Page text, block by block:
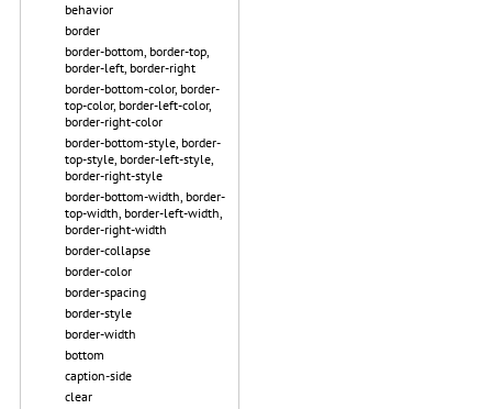
behavior
border
border-bottom, border-top,
border-left, border-right
border-bottom-color, border-
top-color, border-left-color,
border-right-color
border-bottom-style, border-
top-style, border-left-style,
border-right-style
border-bottom-width, border-
top-width, border-left-width,
border-right-width
border-collapse
border-color
border-spacing
border-style
border-width
bottom
caption-side
clear